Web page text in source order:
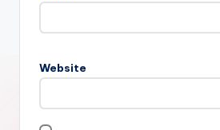
Website